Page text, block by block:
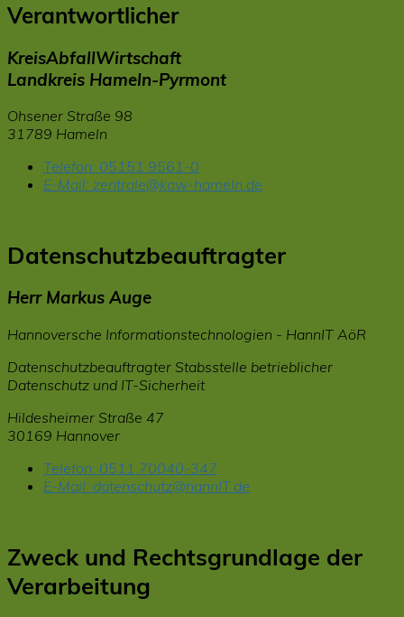
Verantwortlicher
KreisAbfallWirtschaft
Landkreis Hameln-Pyrmont
Ohsener Straße 98
31789 Hameln
Telefon: 05151 9561-0
E-Mail: zentrale@kaw-hameln.de
Datenschutzbeauftragter
Herr Markus Auge
Hannoversche Informationstechnologien - HannIT AöR
Datenschutzbeauftragter Stabsstelle betrieblicher
Datenschutz und IT-Sicherheit
Hildesheimer Straße 47
30169 Hannover
Telefon: 0511 70040-347
E-Mail: datenschutz@hannIT.de
Zweck und Rechtsgrundlage der
Verarbeitung